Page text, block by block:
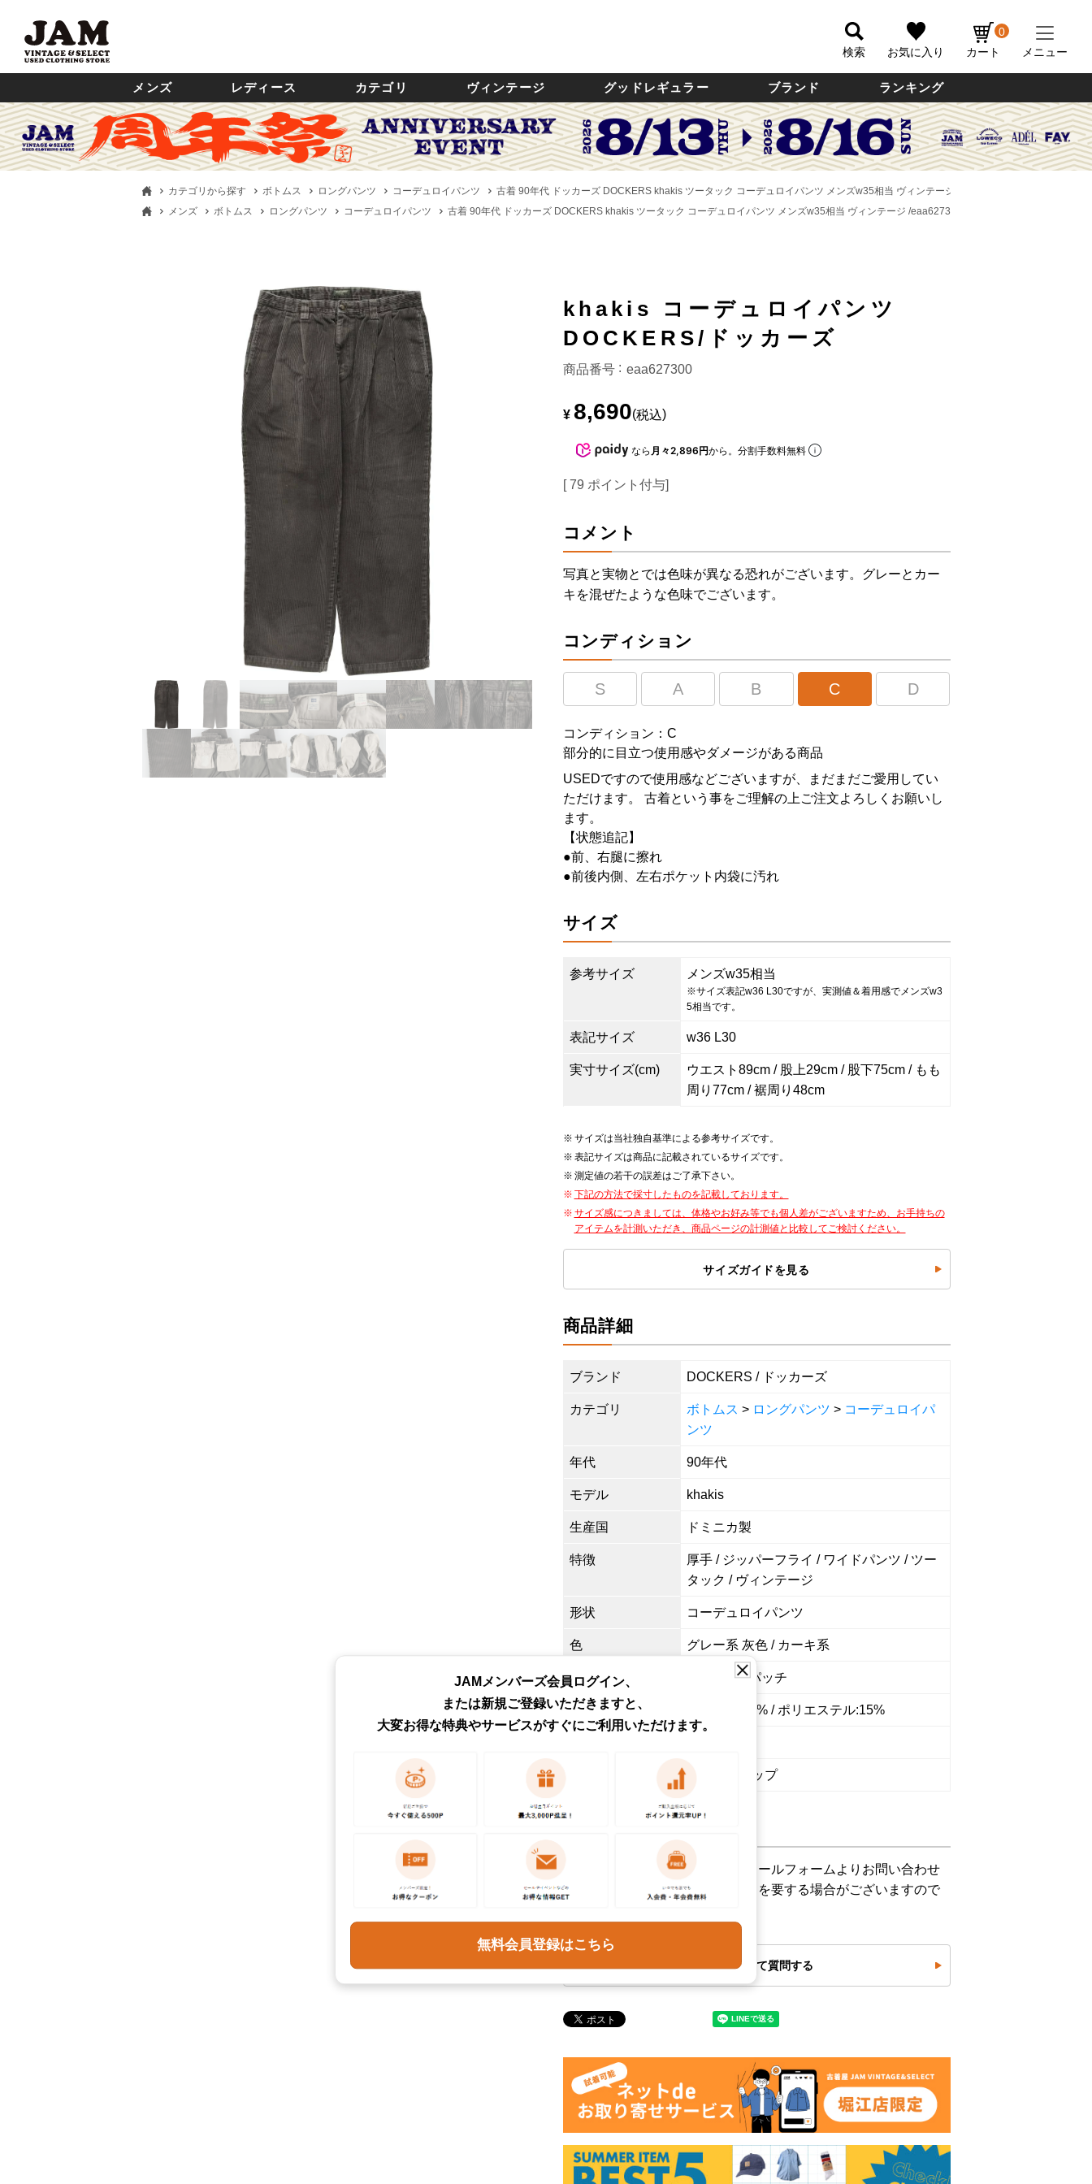
検索 お気に入り カート
0
メニュー
メンズ レディース カテゴリ ヴィンテージ グッドレギュラー ブランド ランキング
カテゴリから探す ボトムス ロングパンツ コーデュロイパンツ
古着 90年代 ドッカーズ DOCKERS khakis ツータック コーデュロイパンツ メンズw35相当 ヴィンテージ /eaa627300 【中古】
メンズ
ボトムス ロングパンツ コーデュロイパンツ 古着 90年代 ドッカーズ DOCKERS khakis ツータック コーデュロイパンツ メンズw35相当 ヴィンテージ /eaa627300 【中古】
khakis コーデュロイパンツ
DOCKERS/ドッカーズ
商品番号 eaa627300
¥ 8,690 税込
なら 月々2,896円から。分割手数料無料
[ 79 ポイント付与]
コメント
写真と実物とでは色味が異なる恐れがございます。グレーとカー
キを混ぜたような色味でございます。
コンディション
S A B C D
コンディション：C
部分的に目立つ使用感やダメージがある商品
USEDですので使用感などございますが、まだまだご愛用してい
ただけます。 古着という事をご理解の上ご注文よろしくお願いし
ます。
【状態追記】
●前、右腿に擦れ
●前後内側、左右ポケット内袋に汚れ
サイズ
参考サイズ メンズw35相当
※サイズ表記w36 L30ですが、実測値＆着用感でメンズw3
5相当です。
表記サイズ w36 L30
実寸サイズ(cm)
ウエスト89cm / 股上29cm / 股下75cm / もも
周り77cm / 裾周り48cm
サイズは当社独自基準による参考サイズです。
表記サイズは商品に記載されているサイズです。
測定値の若干の誤差はご了承下さい。
下記の方法で採寸したものを記載しております。
サイズ感につきましては、体格やお好み等でも個人差がございますため、お手持ちの
アイテムを計測いただき、商品ページの計測値と比較してご検討ください。
サイズガイドを見る
商品詳細
ブランド DOCKERS / ドッカーズ
カテゴリ ボトムス > ロングパンツ > コーデュロイパ
ンツ
年代 90年代
モデル khakis
生産国 ドミニカ製
特徴
厚手 / ジッパーフライ / ワイドパンツ / ツー
タック / ヴィンテージ
形状 コーデュロイパンツ
色 グレー系 灰色 / カーキ系
柄 無地 / ロゴパッチ
素材 コットン:85% / ポリエステル:15%
ネットショップ
この商品に関するご質問は下記メールフォームよりお問い合わせ
ください。各種ご対応にはお時間を要する場合がございますので
商品について質問する
JAMメンバーズ会員ログイン、
または新規ご登録いただきますと、
大変お得な特典やサービスがすぐにご利用いただけます。
無料会員登録はこちら